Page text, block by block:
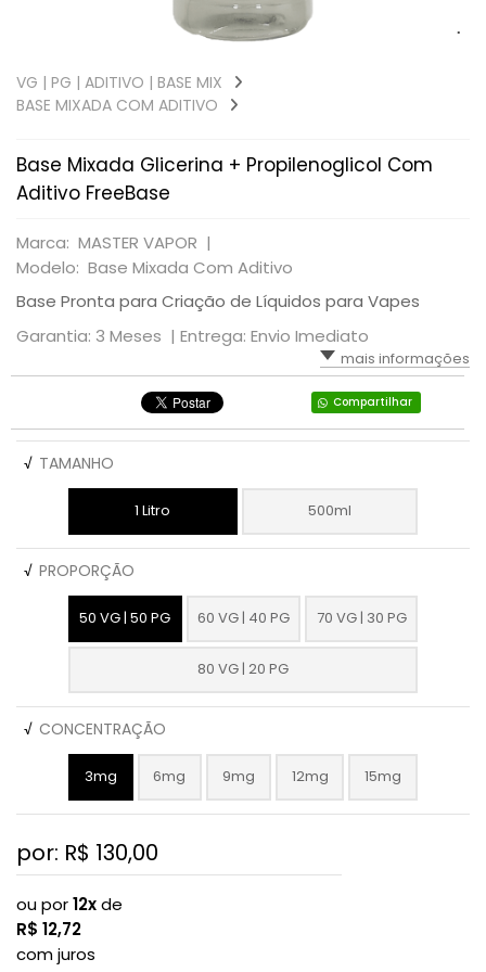
VG | PG | ADITIVO | BASE MIX
BASE MIXADA COM ADITIVO
Base Mixada Glicerina + Propilenoglicol Com
Aditivo FreeBase
Marca: MASTER VAPOR |
Modelo: Base Mixada Com Aditivo
Base Pronta para Criação de Líquidos para Vapes
Garantia: 3 Meses | Entrega: Envio Imediato
mais informações
Compartilhar
√ TAMANHO
1 Litro 500ml
√ PROPORÇÃO
50 VG | 50 PG 60 VG | 40 PG 70 VG | 30 PG
80 VG | 20 PG
√ CONCENTRAÇÃO
3mg 6mg 9mg 12mg 15mg
por: R$ 130,00
ou por12xde
R$ 12,72
com juros